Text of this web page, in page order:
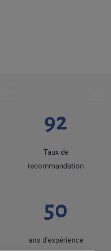
92
Taux de
recommandation
50
ans d'expérience